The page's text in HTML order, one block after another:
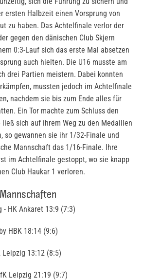
ersten Halbzeit einen Vorsprung von
zu haben. Das Achtelfinale verlor der
gegen den dänischen Club Skjern
0:3-Lauf sich das erste Mal absetzen
auch hielten. Die U16 musste am
drei Partien meistern. Dabei konnten
mussten jedoch im Achtelfinale
nachdem sie bis zum Ende alles für
Ein Tor machte zum Schluss den
ließ sich auf ihrem Weg zu den Medaillen
so gewannen sie ihr 1/32-Finale und
Mannschaft das 1/16-Finale. Ihre
im Achtelfinale gestoppt, wo sie knapp
Club Haukar 1 verloren.
- HK Ankaret 13:9 (7:3)
HBK 18:14 (9:6)
Leipzig 13:12 (8:5)
Leipzig 21:19 (9:7)